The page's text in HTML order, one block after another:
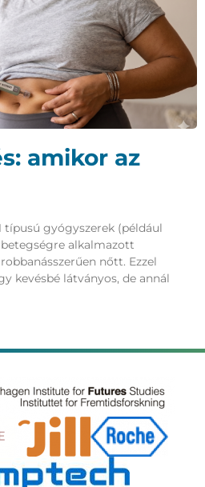
amikor az
típusú gyógyszerek (például
alkalmazott
nőtt. Ezzel
kevésbé látványos, de annál